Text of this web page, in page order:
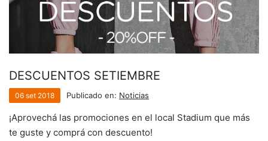
DESCUENTOS SETIEMBRE
06 set 2018 Publicado en: Noticias
¡Aprovechá las promociones en el local Stadium que más
te guste y comprá con descuento!